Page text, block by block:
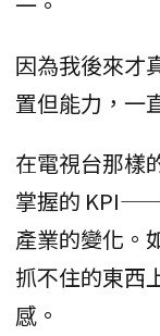
因為我後來才
置但能力，一
在電視台那樣
掌握的
產業的變化。
抓不住的東
感。